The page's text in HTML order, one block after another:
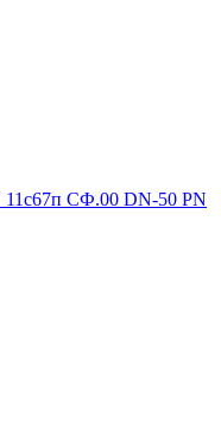
СФ.00 DN-50 PN